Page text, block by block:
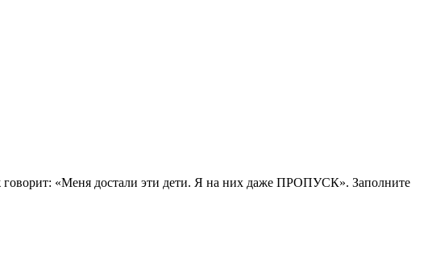
говорит: «Меня достали эти дети. Я на них даже ПРОПУСК». Заполните